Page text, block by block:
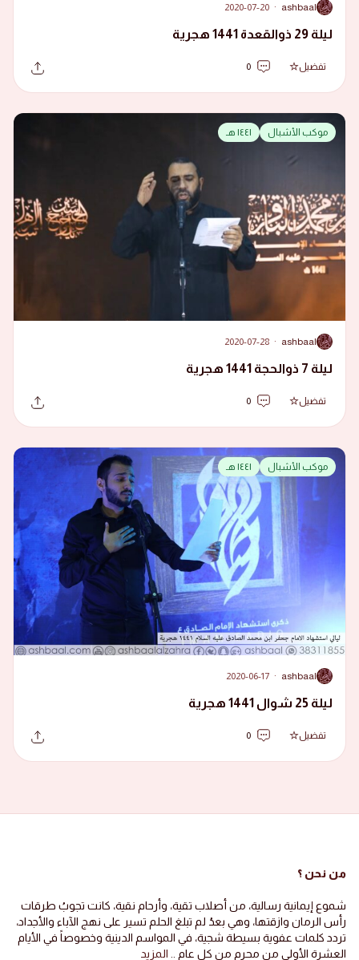
A
ashbaal
·
2020-07-20
ليلة 29 ذوالقعدة 1441 هجرية
تفضيل 0
موكب الأشبال ١٤٤١ هـ
A
ashbaal
·
2020-07-28
ليلة 7 ذوالحجة 1441 هجرية
تفضيل 0
موكب الأشبال ١٤٤١ هـ
A
ashbaal
·
2020-06-17
ليلة 25 شوال 1441 هجرية
تفضيل 0
من نحن ؟
شموع إيمانية رسالية، من أصلاب تقية، وأرحام نقية، كانت تجوبُ طرقات
رأس الرمان وازقتها، وهي بعدُ لم تبلغ الحلم تسير على نهج الآباء والأجداد،
تردد كلمات عفوية بسيطة شجية، في المواسم الدينية وخصوصاً في الأيام
العشرة الأولى من محرم من كل عام .. المزيد